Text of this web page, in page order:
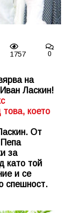
1757 0
на
Ласкин!
което
От
за
като той
и се
спешност.